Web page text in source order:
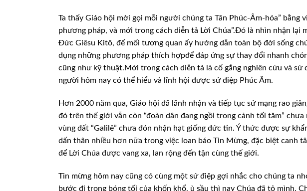
Ta thấy Giáo hội mời gọi mỗi người chúng ta Tân Phúc-Âm-hóa” bằng
phương pháp, và mới trong cách diễn tả Lời Chúa”.Đó là nhìn nhận lại
Đức Giêsu Kitô, để mối tương quan ấy hướng dẫn toàn bộ đời sống
dụng những phương pháp thích hợpđể đáp ứng sự thay đổi nhanh
cũng như kỹ thuật.Mới trong cách diễn tả là cố gắng nghiên cứu và sử
người hôm nay có thể hiểu và lĩnh hội được sứ điệp Phúc Âm.
Hơn 2000 năm qua, Giáo hội đã lãnh nhận và tiếp tục sứ mạng rao
đó trên thế giới vẫn còn “đoàn dân đang ngồi trong cảnh tối tăm”
vùng đất “Galilê” chưa đón nhận hạt giống đức tin. Ý thức được sự
dấn thân nhiều hơn nữa trong việc loan báo Tin Mừng, đặc biệt canh
để Lời Chúa được vang xa, lan rộng đến tận cùng thế giới.
Tin mừng hôm nay cũng có cùng một sứ điệp gợi nhắc cho chúng ta
bước đi trong bóng tối của khốn khổ, ù sầu thì nay Chúa đã tỏ mình,